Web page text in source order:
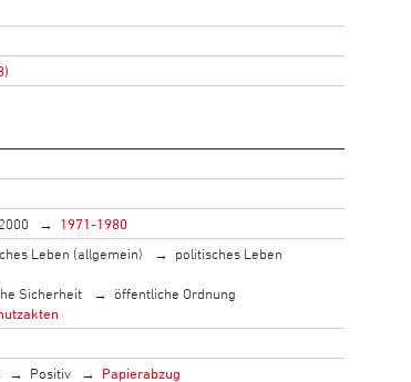
1971-1980
Leben (allgemein)
politisches Leben
Sicherheit
öffentliche Ordnung
Positiv
Papierabzug